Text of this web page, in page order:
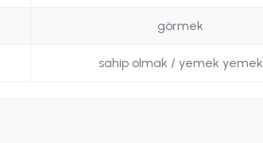
görmek
sahip olmak / yemek yemek